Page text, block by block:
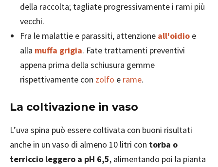
della raccolta; tagliate progressivamente i rami più
vecchi.
Fra le malattie e parassiti, attenzione all'oidio e
alla muffa grigia. Fate trattamenti preventivi
appena prima della schiusura gemme
rispettivamente con zolfo e rame.
La coltivazione in vaso
L’uva spina può essere coltivata con buoni risultati
anche in un vaso di almeno 10 litri con torba o
terriccio leggero a pH 6,5, alimentando poi la pianta